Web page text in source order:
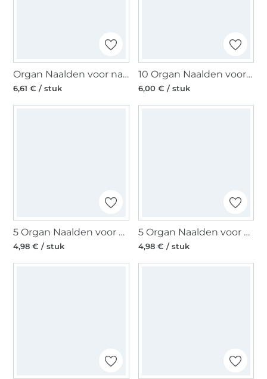
Organ Naalden voor naaimachines Super Stretch 75-90
6,61 € / stuk
10 Organ Naalden voor naaimachines 130/705 H, Universal 80
6,00 € / stuk
5 Organ Naalden voor naaimachines 130/705 H, Universal 90
4,98 € / stuk
5 Organ Naalden voor naaimachines 130/705 H, Universal 70
4,98 € / stuk